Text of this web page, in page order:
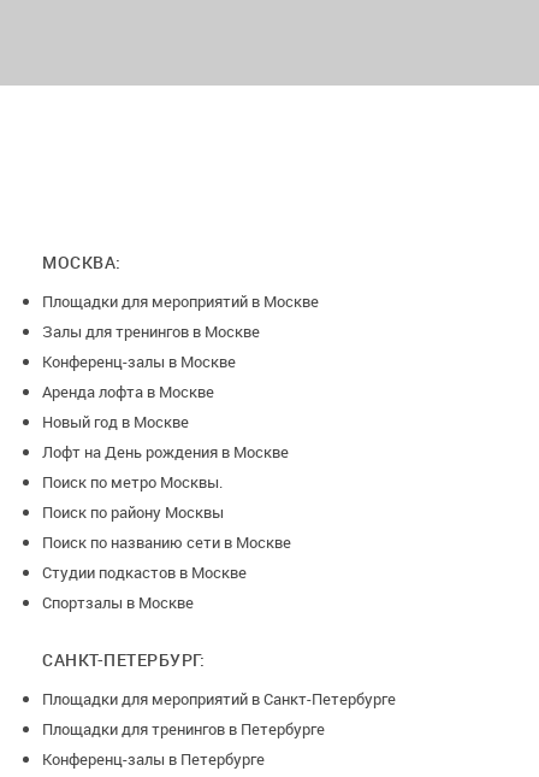
МОСКВА:
Площадки для мероприятий в Москве
Залы для тренингов в Москве
Конференц-залы в Москве
Аренда лофта в Москве
Новый год в Москве
Лофт на День рождения в Москве
Поиск по метро Москвы.
Поиск по району Москвы
Поиск по названию сети в Москве
Студии подкастов в Москве
Спортзалы в Москве
САНКТ-ПЕТЕРБУРГ:
Площадки для мероприятий в Санкт-Петербурге
Площадки для тренингов в Петербурге
Конференц-залы в Петербурге